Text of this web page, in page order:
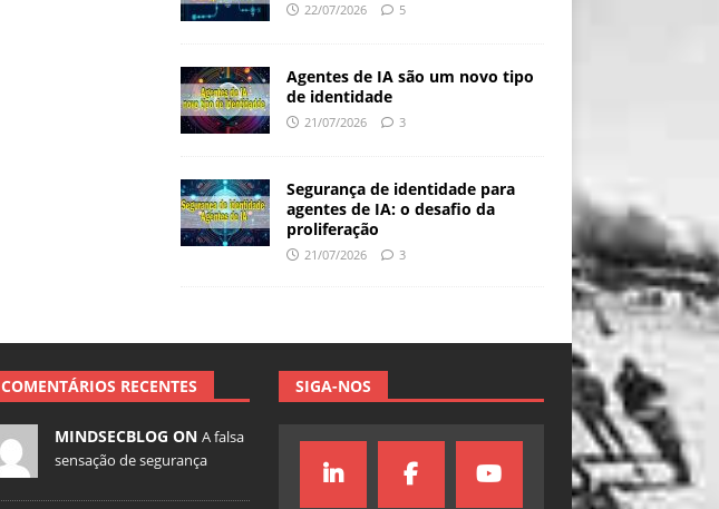
22/07/2026 5
Agentes de IA são um novo tipo
de identidade
21/07/2026 3
Segurança de identidade para
agentes de IA: o desafio da
proliferação
21/07/2026 3
COMENTÁRIOS RECENTES
MINDSECBLOG ON A falsa
sensação de segurança
SIGA-NOS